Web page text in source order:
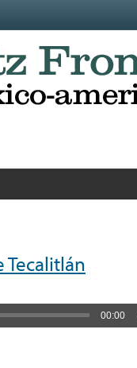
Tecalitlán
00:00